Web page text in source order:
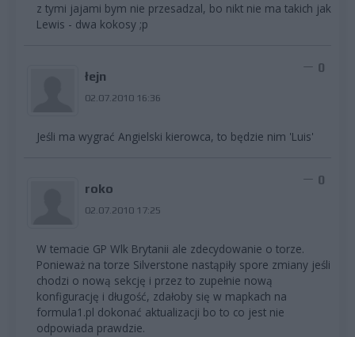
z tymi jajami bym nie przesadzal, bo nikt nie ma takich jak
Lewis - dwa kokosy ;p
łejn
02.07.2010 16:36
0
Jeśli ma wygrać Angielski kierowca, to będzie nim 'Luis'
roko
02.07.2010 17:25
0
W temacie GP Wlk Brytanii ale zdecydowanie o torze.
Ponieważ na torze Silverstone nastąpiły spore zmiany jeśli
chodzi o nową sekcję i przez to zupełnie nową
konfigurację i długość, zdałoby się w mapkach na
formula1.pl dokonać aktualizacji bo to co jest nie
odpowiada prawdzie.